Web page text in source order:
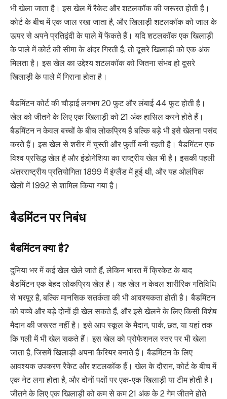
भी खेला जाता है। इस खेल में रैकेट और शटलकॉक की जरूरत होती है।
कोर्ट के बीच में एक जाल रखा जाता है, और खिलाड़ी शटलकॉक को जाल के
ऊपर से अपने प्रतिद्वंदी के पाले में फेंकते हैं। यदि शटलकॉक एक खिलाड़ी
के पाले में कोर्ट की सीमा के अंदर गिरती है, तो दूसरे खिलाड़ी को एक अंक
मिलता है। इस खेल का उद्देश्य शटलकॉक को जितना संभव हो दूसरे
खिलाड़ी के पाले में गिराना होता है।
बैडमिंटन कोर्ट की चौड़ाई लगभग 20 फुट और लंबाई 44 फुट होती है।
खेल को जीतने के लिए एक खिलाड़ी को 21 अंक हासिल करने होते हैं।
बैडमिंटन न केवल बच्चों के बीच लोकप्रिय है बल्कि बड़े भी इसे खेलना पसंद
करते हैं। इस खेल से शरीर में चुस्ती और फुर्ती बनी रहती है। बैडमिंटन एक
विश्व प्रसिद्ध खेल है और इंडोनेशिया का राष्ट्रीय खेल भी है। इसकी पहली
अंतरराष्ट्रीय प्रतियोगिता 1899 में इंग्लैंड में हुई थी, और यह ओलंपिक
खेलों में 1992 से शामिल किया गया है।
बैडमिंटन पर निबंध
बैडमिंटन क्या है?
दुनिया भर में कई खेल खेले जाते हैं, लेकिन भारत में क्रिकेट के बाद
बैडमिंटन एक बेहद लोकप्रिय खेल है। यह खेल न केवल शारीरिक गतिविधि
से भरपूर है, बल्कि मानसिक सतर्कता की भी आवश्यकता होती है। बैडमिंटन
को बच्चे और बड़े दोनों ही खेल सकते हैं, और इसे खेलने के लिए किसी विशेष
मैदान की जरूरत नहीं है। इसे आप स्कूल के मैदान, पार्क, छत, या यहां तक
कि गली में भी खेल सकते हैं। इस खेल को प्रोफेशनल स्तर पर भी खेला
जाता है, जिसमें खिलाड़ी अपना कैरियर बनाते हैं। बैडमिंटन के लिए
आवश्यक उपकरण रैकेट और शटलकॉक हैं। खेल के दौरान, कोर्ट के बीच में
एक नेट लगा होता है, और दोनों पक्षों पर एक-एक खिलाड़ी या टीम होती है।
जीतने के लिए एक खिलाड़ी को कम से कम 21 अंक के 2 गेम जीतने होते